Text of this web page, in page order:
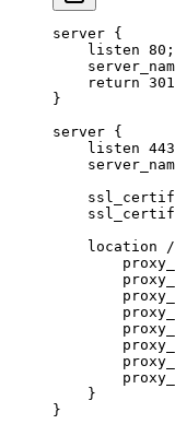
server {
    listen
80 ;
    return
301
}
server {
    listen
443
    location
/
    }
}